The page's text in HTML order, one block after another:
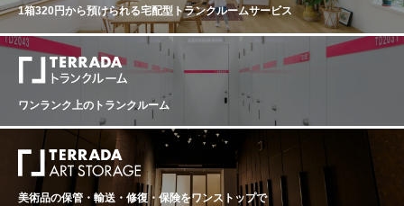
1箱320円から預けられる宅配型トランクルームサービス
ワンランク上のトランクルーム
美術品の保管・輸送・修復・保険をワンストップで